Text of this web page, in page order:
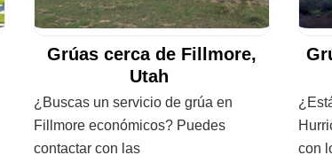
Grúas cerca de Fillmore,
Utah
¿Buscas un servicio de grúa en
Fillmore económicos? Puedes
contactar con las
con